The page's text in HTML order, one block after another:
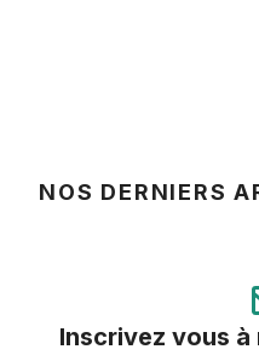
NOS DERNIERS
Inscrivez vous